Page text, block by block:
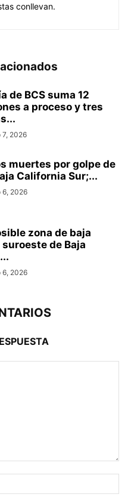
conllevan.
de BCS suma 12
a proceso y tres
7, 2026
muertes por golpe de
California Sur;...
6, 2026
zona de baja
de Baja
6, 2026